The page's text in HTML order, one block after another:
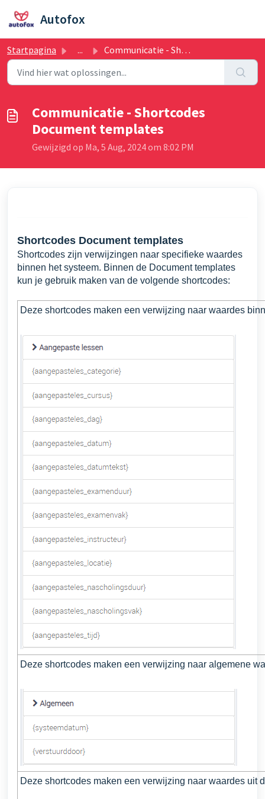
Autofox
Startpagina ... Communicatie - Shortcodes Document templates
Communicatie - Shortcodes
Document templates
Gewijzigd op Ma, 5 Aug, 2024 om 8:02 PM
Shortcodes Document templates
Shortcodes zijn verwijzingen naar specifieke waardes
binnen het systeem. Binnen de Document templates
kun je gebruik maken van de volgende shortcodes:
Deze shortcodes maken een verwijzing naar waardes
Deze shortcodes maken een verwijzing naar algemene
Deze shortcodes maken een verwijzing naar waardes uit